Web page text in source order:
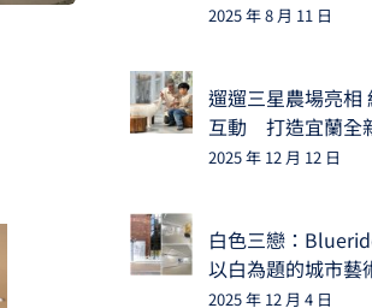
2025 年 8 月 11 日
遛遛三星農場亮相
互動 打造宜蘭全
2025 年 12 月 12 日
白色三戀：
以白為題的城市藝
2025 年 12 月 4 日